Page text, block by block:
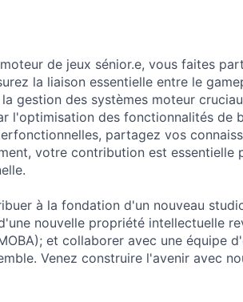
de jeux sénior.e, vous faites
la liaison essentielle entre le
gestion des systèmes moteur
l'optimisation des fonctionnalités de
partagez vos
votre contribution est essentielle
à la fondation d'un nouveau
nouvelle propriété intellectuelle
et collaborer avec une équipe
Venez construire l'avenir avec